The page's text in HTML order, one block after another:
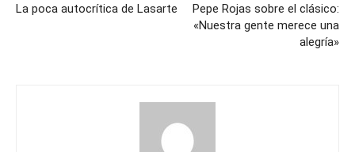
La poca autocrítica de Lasarte
Pepe Rojas sobre el clásico:
«Nuestra gente merece una
alegría»